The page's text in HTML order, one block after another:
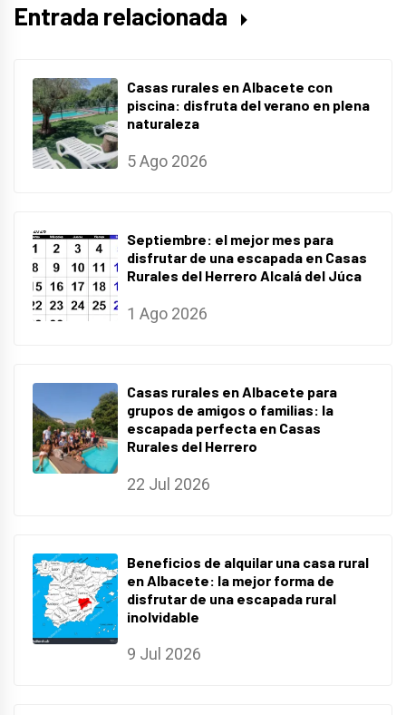
Entrada relacionada
Casas rurales en Albacete con
piscina: disfruta del verano en plena
naturaleza
5 Ago 2026
Septiembre: el mejor mes para
disfrutar de una escapada en Casas
Rurales del Herrero Alcalá del Júca
1 Ago 2026
Casas rurales en Albacete para
grupos de amigos o familias: la
escapada perfecta en Casas
Rurales del Herrero
22 Jul 2026
Beneficios de alquilar una casa rural
en Albacete: la mejor forma de
disfrutar de una escapada rural
inolvidable
9 Jul 2026